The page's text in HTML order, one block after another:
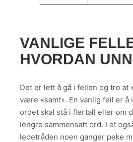
VANLIGE
HVORDAN
Det er lett å gå i fellen og tro at
være «samt». En vanlig feil er å
ordet skal stå i flertall eller om
lengre sammensatt ord. I et
ledetråden noen ganger peke